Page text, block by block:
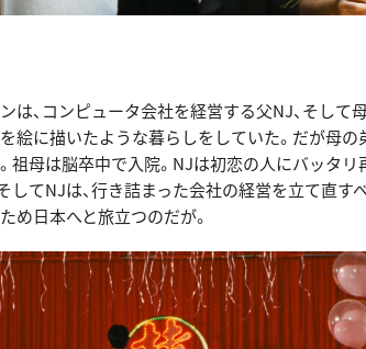
は、コンピュータ会社を経営する父NJ、そして
絵に描いたような暮らしをしていた。だが母の
祖母は脳卒中で入院。NJは初恋の人にバッタリ
てNJは、行き詰まった会社の経営を立て直す
め日本へと旅立つのだが。